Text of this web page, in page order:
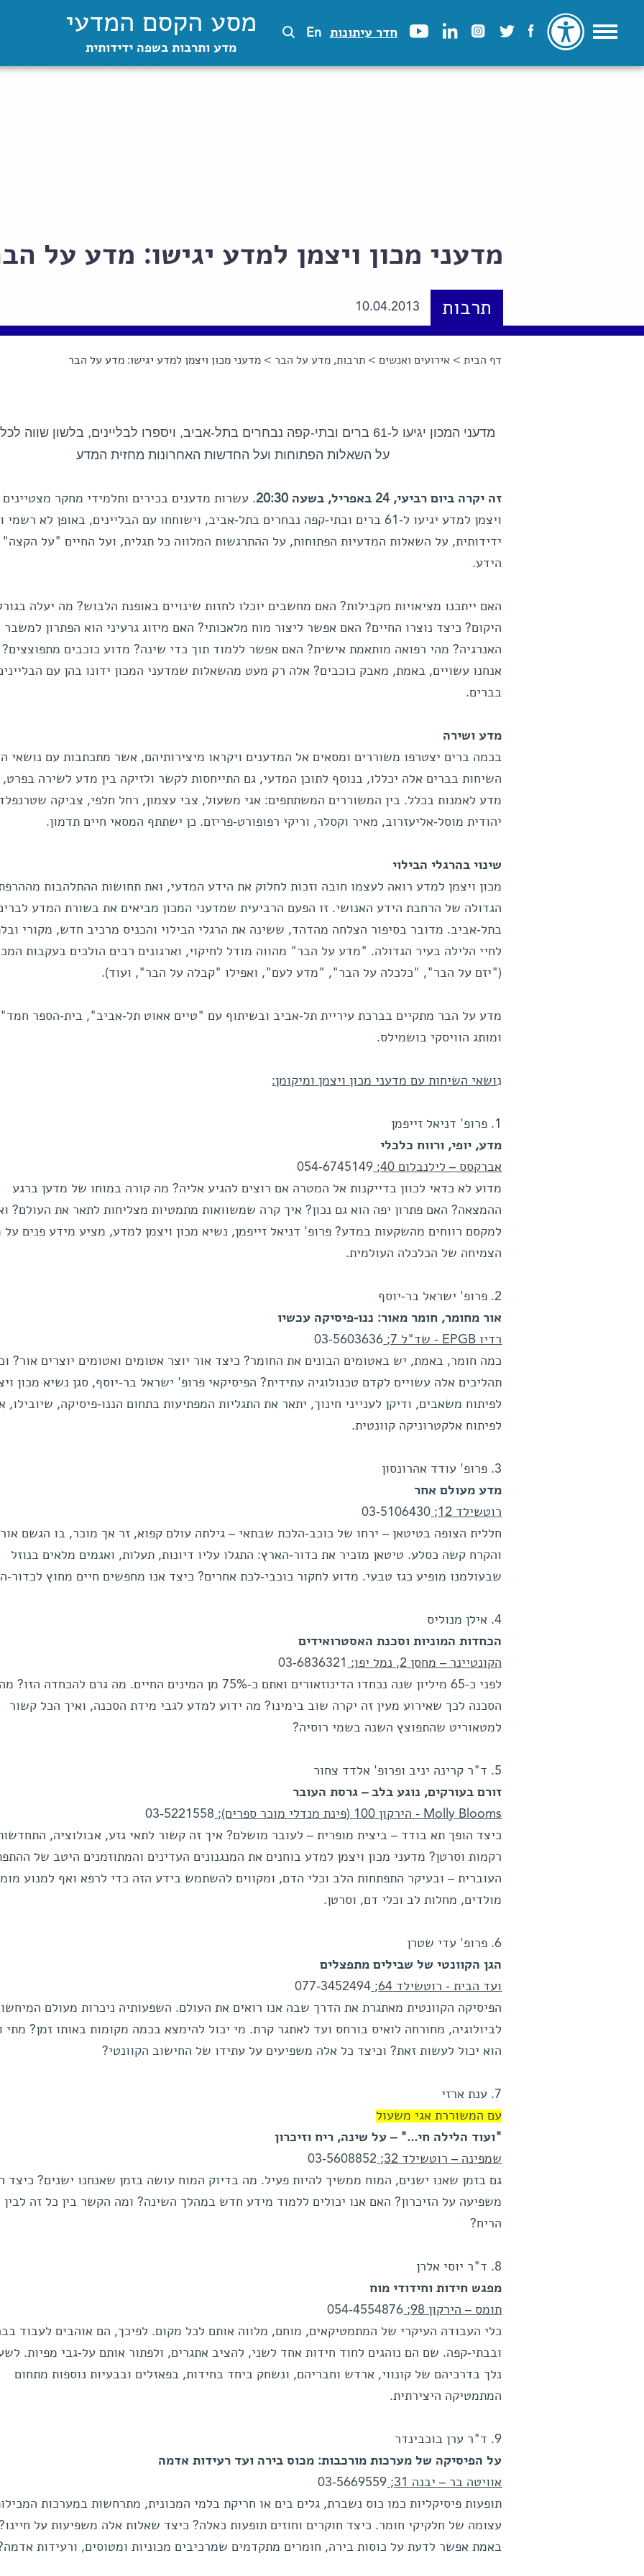
חדר עיתונות En מסע הקסם המדעי
מדע ותרבות בשפה ידידותית
מדעני מכון ויצמן למדע יגישו: מדע על
תרבות 10.04.2013
הינך נמצא כאן
דף הבית > אירועים ואנשים >תרבות, מדע על הבר > מדעני מכון ויצמן למדע יגישו: מדע על הבר
מדעני המכון יגיעו ל-61 ברים ובתי-קפה נבחרים בתל-אביב, ויספרו לבליינים, בלשון שווה
על השאלות הפתוחות ועל החדשות האחרונות מחזית המדע
זה יקרה ביום רביעי, 24 באפריל, בשעה 20:30
. עשרות מדענים בכירים ותלמידי מחקר מצטיינים
ויצמן למדע יגיעו ל-61 ברים ובתי-קפה נבחרים בתל-אביב, וישוחחו עם הבליינים, באופן לא
ידידותית, על השאלות המדעיות הפתוחות, על ההתרגשות המלווה כל תגלית, ועל החיים "על הקצה"
הידע.
האם ייתכנו מציאויות מקבילות? האם מחשבים יוכלו לחזות שינויים באופנת הלבוש? מה יעלה
היקום? כיצד נוצרו החיים? האם אפשר ליצור מוח מלאכותי? האם מיזוג גרעיני הוא הפתרון למשבר
האנרגיה? מהי רפואה מותאמת אישית? האם אפשר ללמוד תוך כדי שינה? מדוע כוכבים מתפוצצים?
אנחנו עשויים, באמת, מאבק כוכבים? אלה רק מעט מהשאלות שמדעני המכון ידונו בהן עם
בברים.
מדע ושירה
בכמה ברים יצטרפו משוררים ומסאים אל המדענים ויקראו מיצירותיהם, אשר מתכתבות עם נושאי
השיחות בברים אלה יכללו, בנוסף לתוכן המדעי, גם התייחסות לקשר ולזיקה בין מדע לשירה בפרט,
מדע לאמנות בכלל. בין המשוררים המשתתפים: אגי משעול, צבי עצמון, רחל חלפי, צביקה
יהודית מוסל-אליעזרוב, מאיר וקסלר, וריקי רפופורט-פריזם. כן ישתתף המסאי חיים תדמון.
שינוי בהרגלי הבילוי
מכון ויצמן למדע רואה לעצמו חובה וזכות לחלוק את הידע המדעי, ואת תחושות ההתלהבות
הגדולה של הרחבת הידע האנושי. זו הפעם הרביעית שמדעני המכון מביאים את בשורת המדע
בתל-אביב. מדובר בסיפור הצלחה מהדהד, ששינה את הרגלי הבילוי והכניס מרכיב חדש, מקורי
לחיי הלילה בעיר הגדולה. "מדע על הבר" מהווה מודל לחיקוי, וארגונים רבים הולכים בעקבות
("יזם על הבר", "כלכלה על הבר", "מדע לעם", ואפילו "קבלה על הבר", ועוד).
מדע על הבר מתקיים בברכת עיריית תל-אביב ובשיתוף עם "טיים אאוט תל-אביב", בית-הספר
ומותג הוויסקי בושמילס.
נושאי השיחות עם מדעני מכון ויצמן ומיקומן:
1. פרופ' דניאל זייפמן
מדע, יופי, ורווח כלכלי
אברקסס – לילנבלום 40;
054-6745149
מדוע לא כדאי לכוון בדייקנות אל המטרה אם רוצים להגיע אליה? מה קורה במוחו של מדען ברגע
ההמצאה? האם פתרון יפה הוא גם נכון? איך קרה שמשוואות מתמטיות מצליחות לתאר את העולם?
למקסם רווחים מהשקעות במדע? פרופ' דניאל זייפמן, נשיא מכון ויצמן למדע, מציע מידע פנים על
הצמיחה של הכלכלה העולמית.
2. פרופ' ישראל בר-יוסף
אור מחומר, חומר מאור: ננו-פיסיקה עכשיו
רדיו EPGB - שד"ל 7;
03-5603636
כמה חומר, באמת, יש באטומים הבונים את החומר? כיצד אור יוצר אטומים ואטומים יוצרים אור?
תהליכים אלה עשויים לקדם טכנולוגיה עתידית? הפיסיקאי פרופ' ישראל בר-יוסף, סגן נשיא מכון
לפיתוח משאבים, ודיקן לענייני חינוך, יתאר את התגליות המפתיעות בתחום הננו-פיסיקה, שיובילו,
לפיתוח אלקטרוניקה קוונטית.
3. פרופ' עודד אהרונסון
מדע מעולם אחר
רוטשילד 12;
03-5106430
חללית הצופה בטיטאן – ירחו של כוכב-הלכת שבתאי – גילתה עולם קפוא, זר אך מוכר, בו הגשם
והקרח קשה כסלע. טיטאן מזכיר את כדור-הארץ: התגלו עליו דיונות, תעלות, ואגמים מלאים בנוזל
שבעולמנו מופיע כגז טבעי. מדוע לחקור כוכבי-לכת אחרים? כיצד אנו מחפשים חיים מחוץ לכדור-
4. אילן מנוליס
הכחדות המוניות וסכנת האסטרואידים
הקונטיינר – מחסן 2, נמל יפו;
03-6836321
לפני כ-65 מיליון שנה נכחדו הדינוזאורים ואתם כ-75% מן המינים החיים. מה גרם להכחדה הזו? מה
הסכנה לכך שאירוע מעין זה יקרה שוב בימינו? מה ידוע למדע לגבי מידת הסכנה, ואיך הכל קשור
למטאוריט שהתפוצץ השנה בשמי רוסיה?
5. ד"ר קרינה יניב ופרופ' אלדד צחור
זורם בעורקים, נוגע בלב – גרסת העובר
Molly Blooms - הירקון 100 (פינת מנדלי מוכר ספרים);
03-5221558
כיצד הופך תא בודד – ביצית מופרית – לעובר מושלם? איך זה קשור לתאי גזע, אבולוציה,
רקמות וסרטן? מדעני מכון ויצמן למדע בוחנים את המנגנונים העדינים והמתוזמנים היטב של
העוברית – ובעיקר התפתחות הלב וכלי הדם, ומקווים להשתמש בידע הזה כדי לרפא ואף למנוע
מולדים, מחלות לב וכלי דם, וסרטן.
6. פרופ' עדי שטרן
הגן הקוונטי של שבילים מתפצלים
ועד הבית - רוטשילד 64;
077-3452494
הפיסיקה הקוונטית מאתגרת את הדרך שבה אנו רואים את העולם. השפעותיה ניכרות מעולם
לביולוגיה, מחורחה לואיס בורחס ועד לאתגר קרת. מי יכול להימצא בכמה מקומות באותו זמן? מתי
הוא יכול לעשות זאת? וכיצד כל אלה משפיעים על עתידו של החישוב הקוונטי?
7. ענת ארזי
עם המשוררת אגי משעול
"ועוד הלילה חי..." – על שינה, ריח וזיכרון
שמפינה – רוטשילד 32;
03-5608852
גם בזמן שאנו ישנים, המוח ממשיך להיות פעיל. מה בדיוק המוח עושה בזמן שאנחנו ישנים? כיצד
משפיעה על הזיכרון? האם אנו יכולים ללמוד מידע חדש במהלך השינה? ומה הקשר בין כל זה לבין
הריח?
8. ד"ר יוסי אלרן
מפגש חידות וחידודי מוח
תומס – הירקון 98;
054-4554876
כלי העבודה העיקרי של המתמטיקאים, מוחם, מלווה אותם לכל מקום. לפיכך, הם אוהבים לעבוד
ובבתי-קפה. שם הם נוהגים לחוד חידות אחד לשני, להציב אתגרים, ולפתור אותם על-גבי מפיות.
נלך בדרכיהם של קונווי, ארדש וחבריהם, ונשחק ביחד בחידות, בפאזלים ובבעיות נוספות מתחום
המתמטיקה היצירתית.
9. ד"ר ערן בוכבינדר
על הפיסיקה של מערכות מורכבות: מכוס בירה ועד רעידות אדמה
אוויטה בר – יבנה 31;
03-5669559
תופעות פיסיקליות כמו כוס נשברת, גלים בים או חריקת בלמי המכונית, מתרחשות במערכות
עצומה של חלקיקי חומר. כיצד חוקרים וחוזים תופעות כאלה? כיצד שאלות אלה משפיעות על
באמת אפשר לדעת על כוסות בירה, חומרים מתקדמים שמרכיבים מכוניות ומטוסים, ורעידות